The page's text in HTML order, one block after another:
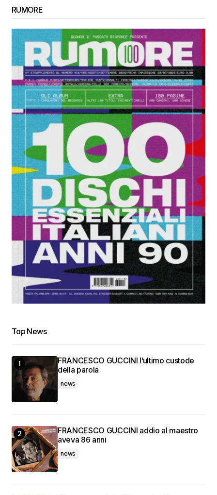
RUMORE
Top News
FRANCESCO GUCCINI l’ultimo custode
della parola
news
FRANCESCO GUCCINI addio al maestro
aveva 86 anni
news